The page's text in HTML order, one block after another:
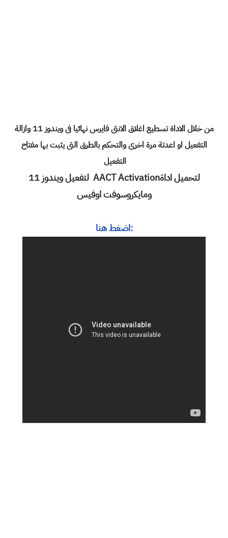
من خلال الاداة تسطيع اغلاق الانتى فايرس نهائيا فى ويندوز 11 وازالة
التفعيل او اعدتة مرة اخرى والتحكم بالطرق التى يثبت بها مفتاح
التفعيل
لتحميل اداةAACT Activation لتفعيل ويندوز 11
ومايكروسوفت اوفيس
:اضغط هنا